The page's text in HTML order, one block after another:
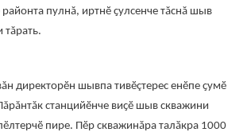
пулнă, иртнӗ ҫулсенче тăснă шыв
тăрать.
директорӗн шывпа тивӗçтерес енӗпе ҫумӗ
станцийӗнче виҫӗ шыв скважини
пире. Пӗр скважинăра талӑкра 1000